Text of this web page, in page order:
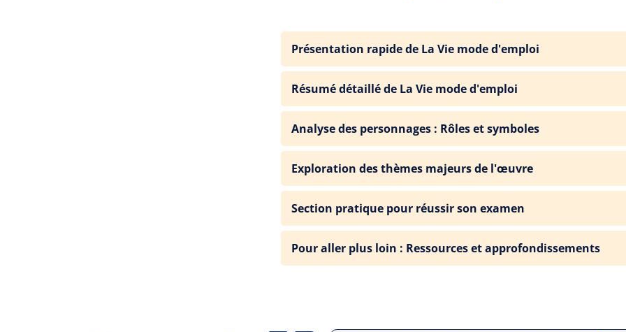
Présentation rapide de La Vie mode d'emploi
Résumé détaillé de La Vie mode d'emploi
Analyse des personnages : Rôles et symboles
Exploration des thèmes majeurs de l'œuvre
Section pratique pour réussir son examen
Pour aller plus loin : Ressources et approfondissements